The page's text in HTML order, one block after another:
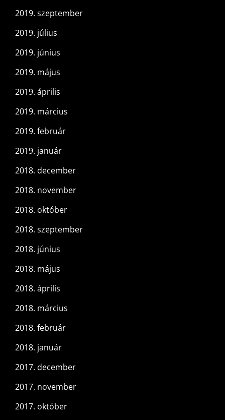
2019. szeptember
2019. július
2019. június
2019. május
2019. április
2019. március
2019. február
2019. január
2018. december
2018. november
2018. október
2018. szeptember
2018. június
2018. május
2018. április
2018. március
2018. február
2018. január
2017. december
2017. november
2017. október